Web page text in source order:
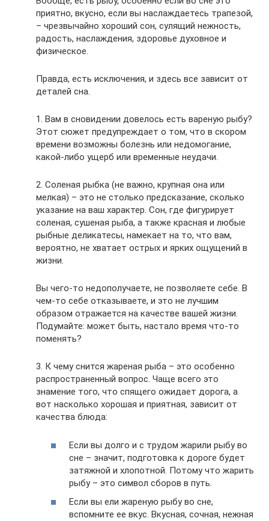
приятно, вкусно, если вы наслаждаетесь трапезой,
– чрезвычайно хороший сон, сулящий нежность,
радость, наслаждения, здоровье духовное и
физическое.
Правда, есть исключения, и здесь все зависит от
деталей сна.
1. Вам в сновидении довелось есть вареную рыбу?
Этот сюжет предупреждает о том, что в скором
времени возможны болезнь или недомогание,
какой-либо ущерб или временные неудачи.
2. Соленая рыбка (не важно, крупная она или
мелкая) – это не столько предсказание, сколько
указание на ваш характер. Сон, где фигурирует
соленая, сушеная рыба, а также красная и любые
рыбные деликатесы, намекает на то, что вам,
вероятно, не хватает острых и ярких ощущений в
жизни.
Вы чего-то недополучаете, не позволяете себе. В
чем-то себе отказываете, и это не лучшим
образом отражается на качестве вашей жизни.
Подумайте: может быть, настало время что-то
поменять?
3. К чему снится жареная рыба – это особенно
распространенный вопрос. Чаще всего это
знамение того, что спящего ожидает дорога, а
вот насколько хорошая и приятная, зависит от
качества блюда:
Если вы долго и с трудом жарили рыбу во
сне – значит, подготовка к дороге будет
затяжной и хлопотной. Потому что жарить
рыбу – это символ сборов в путь.
Если вы ели жареную рыбу во сне,
вспомните ее вкус. Вкусная, сочная, нежная